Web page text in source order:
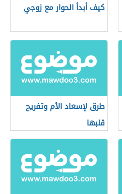
كيف أبدأ الحوار مع زوجي
طرق لإسعاد الأم وتفريح
قلبها